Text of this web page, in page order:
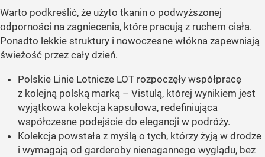
Warto podkreślić, że użyto tkanin o podwyższonej
odporności na zagniecenia, które pracują z ruchem ciała.
Ponadto lekkie struktury i nowoczesne włókna zapewniają
świeżość przez cały dzień.
Polskie Linie Lotnicze LOT rozpoczęły współpracę
z kolejną polską marką – Vistulą, której wynikiem jest
wyjątkowa kolekcja kapsułowa, redefiniująca
współczesne podejście do elegancji w podróży.
Kolekcja powstała z myślą o tych, którzy żyją w drodze
i wymagają od garderoby nienagannego wyglądu, bez